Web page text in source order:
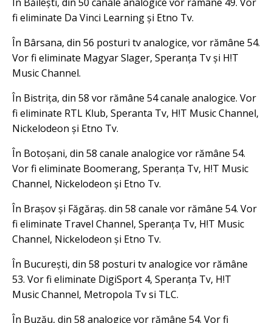
fi eliminate Da Vinci Learning și Etno Tv.
În Bârsana, din 56 posturi tv analogice, vor rămâne 54.
Vor fi eliminate Magyar Slager, Speranța Tv și H!T
Music Channel.
În Bistrița, din 58 vor rămâne 54 canale analogice. Vor
fi eliminate RTL Klub, Speranta Tv, H!T Music Channel,
Nickelodeon și Etno Tv.
În Botoșani, din 58 canale analogice vor rămâne 54.
Vor fi eliminate Boomerang, Speranța Tv, H!T Music
Channel, Nickelodeon și Etno Tv.
În Brașov și Făgăraș. din 58 canale vor rămâne 54. Vor
fi eliminate Travel Channel, Speranța Tv, H!T Music
Channel, Nickelodeon și Etno Tv.
În București, din 58 posturi tv analogice vor rămâne
53. Vor fi eliminate DigiSport 4, Speranța Tv, H!T
Music Channel, Metropola Tv si TLC.
În Buzău, din 58 analogice vor rămâne 54. Vor fi